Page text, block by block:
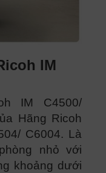
IM
IM C4500/
Hãng Ricoh
C6004. Là
nhỏ với
khoảng dưới